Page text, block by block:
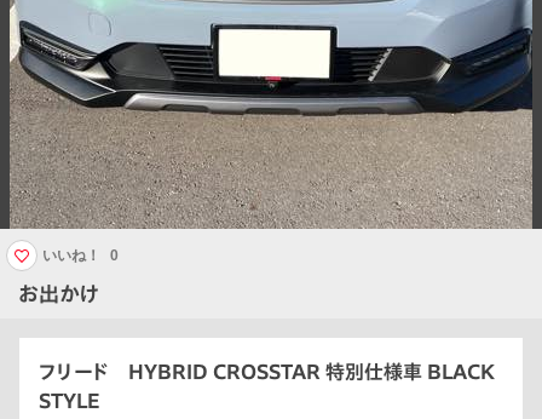
お出かけ
いいね！ 0
フリード HYBRID CROSSTAR 特別仕様車 BLACK
STYLE